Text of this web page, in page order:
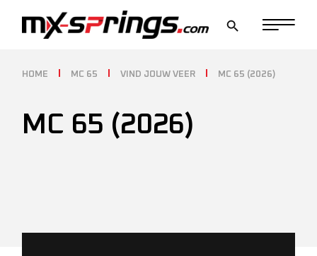
HOME MC 65 VIND JOUW VEER MC 65 (2026)
MC 65 (2026)